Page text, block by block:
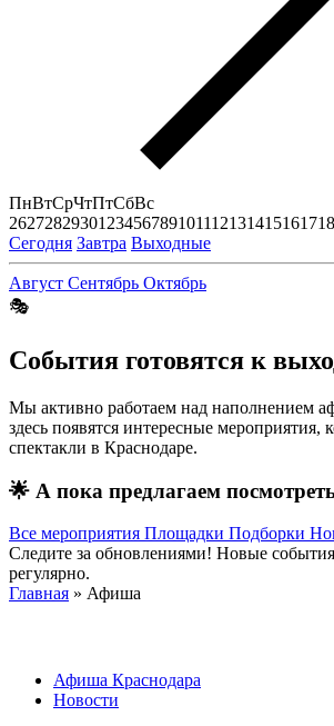
ПнВтСрЧтПтСбВс
26272829301 23456789101112131415161718
Сегодня Завтра Выходные
Август Сентябрь Октябрь
🎭
События готовятся к
Мы активно работаем над наполнением
здесь появятся интересные мероприятия,
спектакли в Краснодаре.
🌟 А пока предлагаем
Все мероприятия Площадки Подборки
Следите за обновлениями! Новые
регулярно.
Главная » Афиша
Афиша Краснодара
Новости